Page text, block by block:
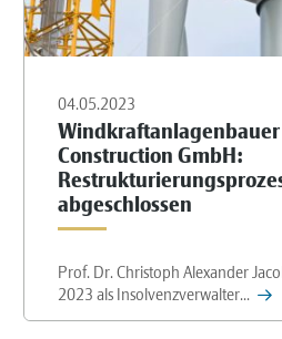
04.05.2023
Windkraftanlagenbauer
Construction GmbH:
abgeschlossen
Prof. Dr. Christoph Alexander
2023 als Insolvenzverwalter...